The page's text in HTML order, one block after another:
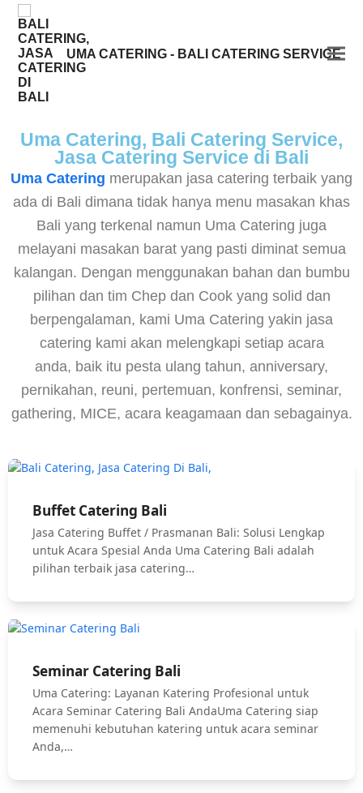
UMA CATERING - BALI CATERING SERVICE
Uma Catering, Bali Catering Service,
Jasa Catering Service di Bali
Uma Catering merupakan jasa catering terbaik yang
ada di Bali dimana tidak hanya menu masakan khas
Bali yang terkenal namun Uma Catering juga
melayani masakan barat yang pasti diminat semua
kalangan. Dengan menggunakan bahan dan bumbu
pilihan dan tim Chep dan Cook yang solid dan
berpengalaman, kami Uma Catering yakin jasa
catering kami akan melengkapi setiap acara
anda, baik itu pesta ulang tahun, anniversary,
pernikahan, reuni, pertemuan, konfrensi, seminar,
gathering, MICE, acara keagamaan dan sebagainya.
Buffet Catering Bali
Jasa Catering Buffet / Prasmanan Bali: Solusi Lengkap
untuk Acara Spesial Anda Uma Catering Bali adalah
pilihan terbaik jasa catering…
Seminar Catering Bali
Uma Catering: Layanan Katering Profesional untuk
Acara Seminar Catering Bali AndaUma Catering siap
memenuhi kebutuhan katering untuk acara seminar
Anda,…